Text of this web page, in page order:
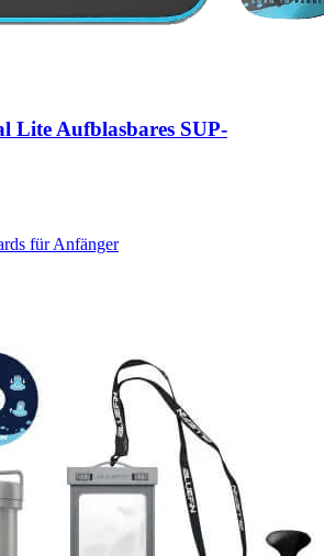
Lite Aufblasbares SUP-
für Anfänger